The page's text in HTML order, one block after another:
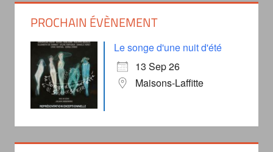
PROCHAIN ÉVÈNEMENT
Le songe d'une nuit d'été
13 Sep 26
Maisons-Laffitte